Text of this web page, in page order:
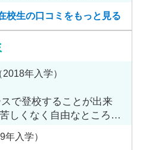
校生の口コミをもっと見る
2018年入学）
で登校することが出来
しくなく自由なところが
年入学）